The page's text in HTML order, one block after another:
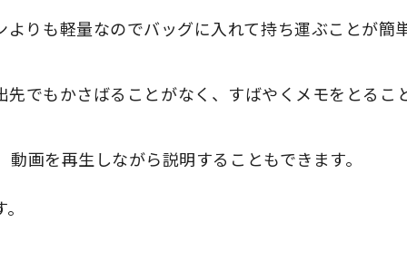
りも軽量なのでバッグに入れて持ち運ぶことが簡
でもかさばることがなく、すばやくメモをとるこ
画を再生しながら説明することもできます。